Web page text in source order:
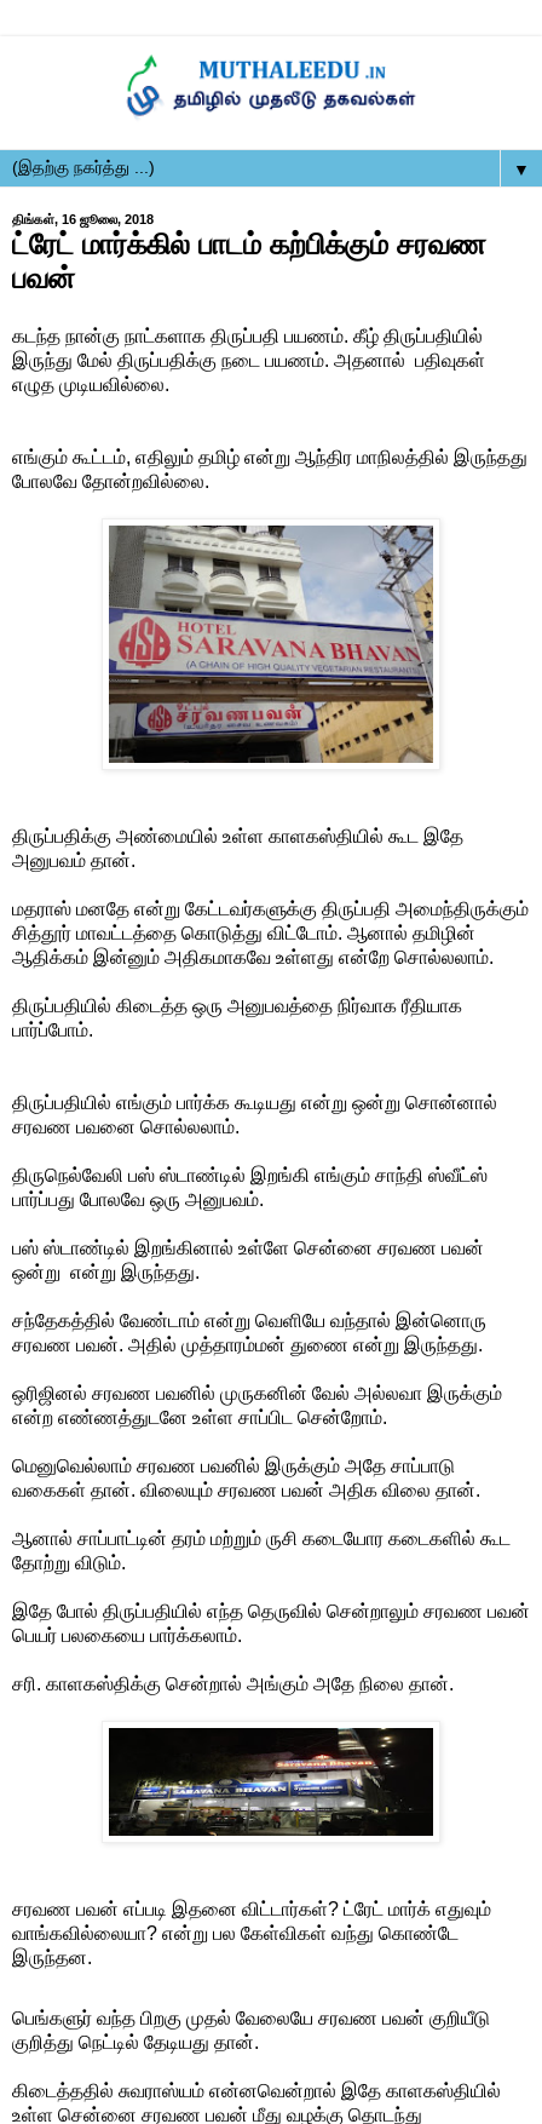
▼
திங்கள், 16 ஜூலை, 2018
ட்ரேட் மார்க்கில் பாடம் கற்பிக்கும் சரவண
பவன்
கடந்த நான்கு நாட்களாக திருப்பதி பயணம். கீழ் திருப்பதியில்
இருந்து மேல் திருப்பதிக்கு நடை பயணம். அதனால் பதிவுகள்
எழுத முடியவில்லை.
எங்கும் கூட்டம், எதிலும் தமிழ் என்று ஆந்திர மாநிலத்தில் இருந்தது
போலவே தோன்றவில்லை.
திருப்பதிக்கு அண்மையில் உள்ள காளகஸ்தியில் கூட இதே
அனுபவம் தான்.
மதராஸ் மனதே என்று கேட்டவர்களுக்கு திருப்பதி அமைந்திருக்கும்
சித்தூர் மாவட்டத்தை கொடுத்து விட்டோம். ஆனால் தமிழின்
ஆதிக்கம் இன்னும் அதிகமாகவே உள்ளது என்றே சொல்லலாம்.
திருப்பதியில் கிடைத்த ஒரு அனுபவத்தை நிர்வாக ரீதியாக
பார்ப்போம்.
திருப்பதியில் எங்கும் பார்க்க கூடியது என்று ஒன்று சொன்னால்
சரவண பவனை சொல்லலாம்.
திருநெல்வேலி பஸ் ஸ்டாண்டில் இறங்கி எங்கும் சாந்தி ஸ்வீட்ஸ்
பார்ப்பது போலவே ஒரு அனுபவம்.
பஸ் ஸ்டாண்டில் இறங்கினால் உள்ளே சென்னை சரவண பவன்
ஒன்று என்று இருந்தது.
சந்தேகத்தில் வேண்டாம் என்று வெளியே வந்தால் இன்னொரு
சரவண பவன். அதில் முத்தாரம்மன் துணை என்று இருந்தது.
ஒரிஜினல் சரவண பவனில் முருகனின் வேல் அல்லவா இருக்கும்
என்ற எண்ணத்துடனே உள்ள சாப்பிட சென்றோம்.
மெனுவெல்லாம் சரவண பவனில் இருக்கும் அதே சாப்பாடு
வகைகள் தான். விலையும் சரவண பவன் அதிக விலை தான்.
ஆனால் சாப்பாட்டின் தரம் மற்றும் ருசி கடையோர கடைகளில் கூட
தோற்று விடும்.
இதே போல் திருப்பதியில் எந்த தெருவில் சென்றாலும் சரவண பவன்
பெயர் பலகையை பார்க்கலாம்.
சரி. காளகஸ்திக்கு சென்றால் அங்கும் அதே நிலை தான்.
சரவண பவன் எப்படி இதனை விட்டார்கள்? ட்ரேட் மார்க் எதுவும்
வாங்கவில்லையா? என்று பல கேள்விகள் வந்து கொண்டே
இருந்தன.
பெங்களுர் வந்த பிறகு முதல் வேலையே சரவண பவன் குறியீடு
குறித்து நெட்டில் தேடியது தான்.
கிடைத்ததில் சுவராஸ்யம் என்னவென்றால் இதே காளகஸ்தியில்
உள்ள சென்னை சரவண பவன் மீது வழக்கு தொடந்து